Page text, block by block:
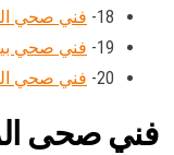
18- فني صحي
19- فني صحي
20- فني صحي
فني صحى